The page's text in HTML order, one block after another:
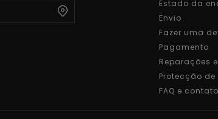
Estado da
Envio
Fazer uma
Pagamento
Reparações
Protecção
FAQ e contato